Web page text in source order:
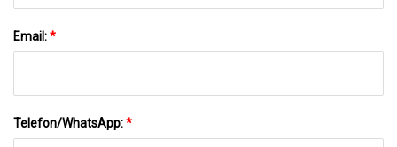
Email:*
Telefon/WhatsApp:*